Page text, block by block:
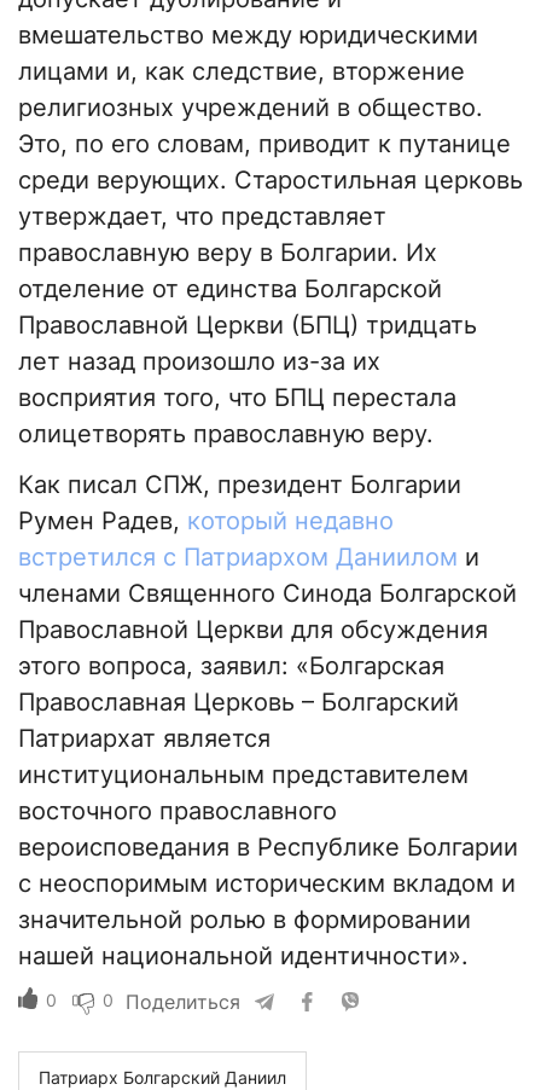
вмешательство между юридическими
лицами и, как следствие, вторжение
религиозных учреждений в общество.
Это, по его словам, приводит к путанице
среди верующих. Старостильная церковь
утверждает, что представляет
православную веру в Болгарии. Их
отделение от единства Болгарской
Православной Церкви (БПЦ) тридцать
лет назад произошло из-за их
восприятия того, что БПЦ перестала
олицетворять православную веру.
Как писал СПЖ, президент Болгарии
Румен Радев, который недавно
встретился с Патриархом Даниилом и
членами Священного Синода Болгарской
Православной Церкви для обсуждения
этого вопроса, заявил: «Болгарская
Православная Церковь – Болгарский
Патриархат является
институциональным представителем
восточного православного
вероисповедания в Республике Болгарии
с неоспоримым историческим вкладом и
значительной ролью в формировании
нашей национальной идентичности».
0 0 Поделиться
Патриарх Болгарский Даниил